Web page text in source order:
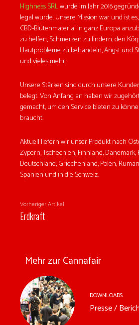
Highness SRLwurde im Jahr 2016
legal wurde. Unsere Mission war und ist
CBD-Blütenmaterial in ganz Europa
zu helfen, Schmerzen zu lindern, den
Hautprobleme zu behandeln, Angst und
und vieles mehr.
Unsere Stärken sind durch unsere
belegt. Von Anfang an haben wir
gemacht, um den Service bieten zu
braucht.
Aktuell liefern wir unser Produkt nach
Zypern, Tschechien, Finnland, Dänemark,
Deutschland, Griechenland, Polen,
Spanien und in die Schweiz.
Vorheriger Artikel
Erdkraft
Mehr zur Cannafair
DOWNLOADS
Presse /